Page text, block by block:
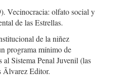
Vecinocracia: olfato social y
de las Estrellas.
de la niñez
programa mínimo de
Sistema Penal Juvenil (las
Ãlvarez Editor.